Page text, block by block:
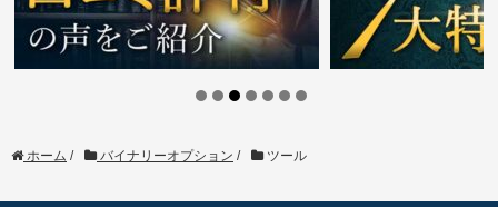
ホーム / バイナリーオプション / ツール